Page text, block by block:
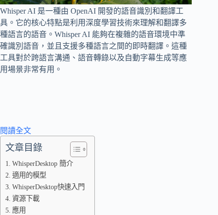
Whisper AI 是一種由 OpenAI 開發的語音識別和翻譯工
具。它的核心特點是利用深度學習技術來理解和翻譯多
種語言的語音。Whisper AI 能夠在複雜的語音環境中準
確識別語音，並且支援多種語言之間的即時翻譯。這種
工具對於跨語言溝通、語音轉錄以及自動字幕生成等應
用場景非常有用。
閱讀全文:
2024
探
索
Whisper
AI：
如
何
文章目錄
WhisperDesktop 簡介
適用的模型
WhisperDesktop快速入門
資源下載
應用